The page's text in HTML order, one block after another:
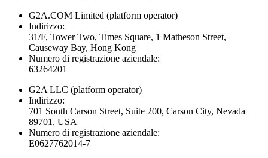
G2A.COM Limited (platform operator)
Indirizzo:
31/F, Tower Two, Times Square, 1 Matheson Street,
Causeway Bay, Hong Kong
Numero di registrazione aziendale:
63264201
G2A LLC (platform operator)
Indirizzo:
701 South Carson Street, Suite 200, Carson City, Nevada
89701, USA
Numero di registrazione aziendale:
E0627762014-7